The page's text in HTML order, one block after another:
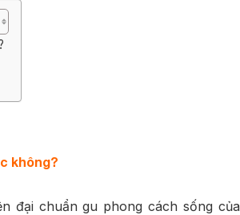
không?
đại chuẩn gu phong cách sống của